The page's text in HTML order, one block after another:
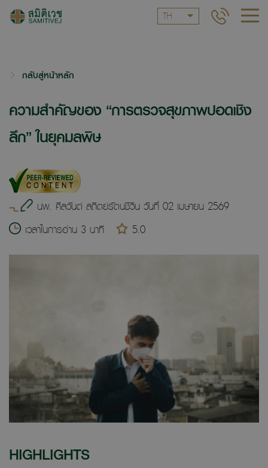
TH
กลับสู่หน้าหลัก
ความสำคัญของ “การตรวจสุขภาพปอดเชิง
ลึก” ในยุคมลพิษ
นพ. ศีลวันต์ สถิตย์รัตนชีวิน วันที่ 02 เมษายน 2569
เวลาในการอ่าน 3 นาที
5.0
HIGHLIGHTS